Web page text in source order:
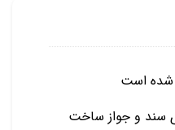
شده است
سند و جواز ساخت